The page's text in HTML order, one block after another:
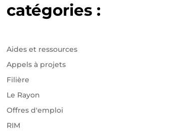
catégories :
Aides et ressources
Appels à projets
Filière
Le Rayon
Offres d'emploi
RIM